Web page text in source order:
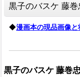
黒子のバスケ 藤巻
◆漫画本の現品画像
黒子のバスケ 藤巻